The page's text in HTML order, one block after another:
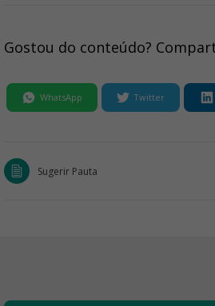
Gostou do conteúdo?
WhatsApp Twitter
Sugerir Pauta